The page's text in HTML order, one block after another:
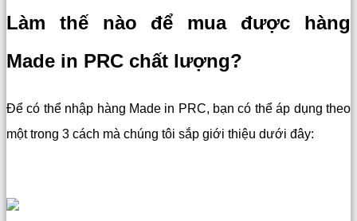
Làm thế nào để mua được hàng
Made in PRC chất lượng?
Để có thể nhập hàng Made in PRC, bạn có thể áp dụng theo
một trong 3 cách mà chúng tôi sắp giới thiệu dưới đây: